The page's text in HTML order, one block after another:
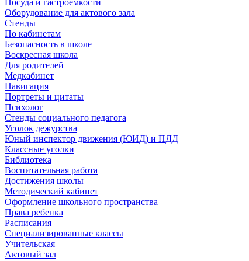
Посуда и гастроемкости
Оборудование для актового зала
Стенды
По кабинетам
Безопасность в школе
Воскресная школа
Для родителей
Медкабинет
Навигация
Портреты и цитаты
Психолог
Стенды социального педагога
Уголок дежурства
Юный инспектор движения (ЮИД) и ПДД
Классные уголки
Библиотека
Воспитательная работа
Достижения школы
Методический кабинет
Оформление школьного пространства
Права ребенка
Расписания
Специализированные классы
Учительская
Актовый зал